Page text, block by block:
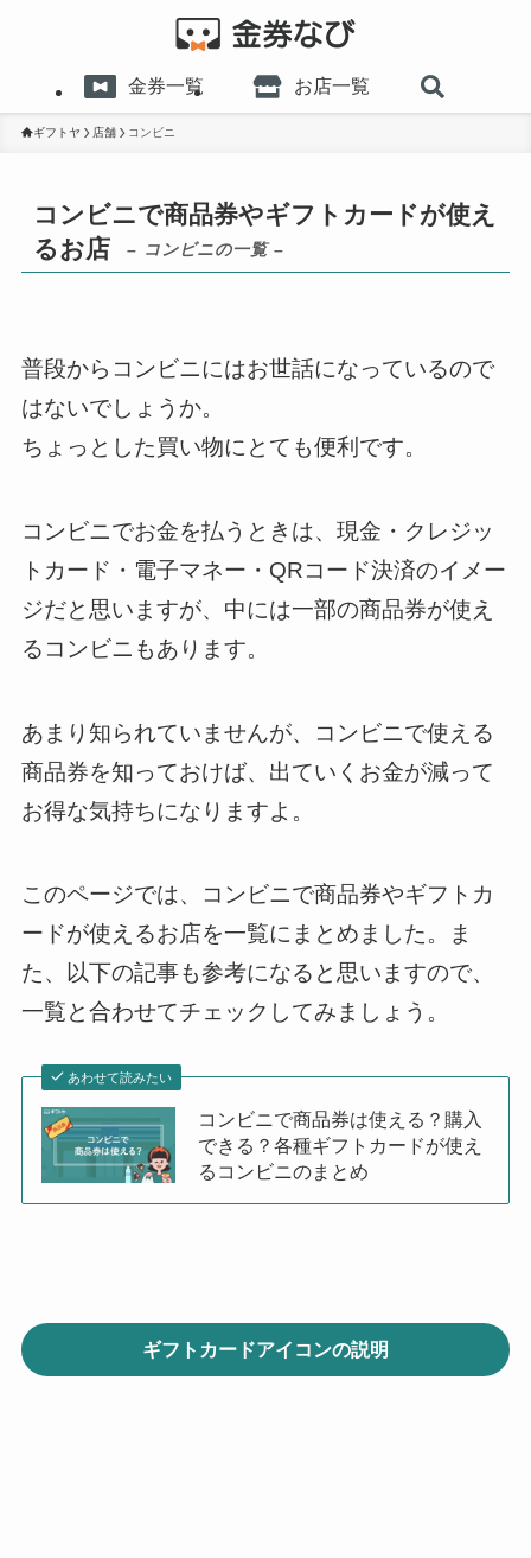
金券一覧 お店一覧
ギフトヤ 店舗 コンビニ
コンビニで商品券やギフトカードが使え
るお店
– コンビニの一覧 –
普段からコンビニにはお世話になっているので
はないでしょうか。
ちょっとした買い物にとても便利です。
コンビニでお金を払うときは、現金・クレジッ
トカード・電子マネー・QRコード決済のイメー
ジだと思いますが、中には一部の商品券が使え
るコンビニもあります。
あまり知られていませんが、コンビニで使える
商品券を知っておけば、出ていくお金が減って
お得な気持ちになりますよ。
このページでは、コンビニで商品券やギフトカ
ードが使えるお店を一覧にまとめました。ま
た、以下の記事も参考になると思いますので、
一覧と合わせてチェックしてみましょう。
あわせて読みたい
コンビニで商品券は使える？購入
できる？各種ギフトカードが使え
るコンビニのまとめ
ギフトカードアイコンの説明